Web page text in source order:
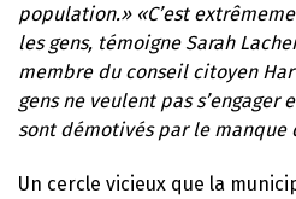
population.» «C’est
les gens, témoigne Sarah
membre du conseil citoyen
gens ne veulent pas s’engager
sont démotivés par le manque
Un cercle vicieux que la